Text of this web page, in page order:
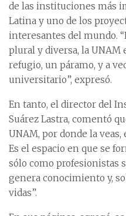
de las instituciones más
Latina y uno de los
interesantes del mundo.
plural y diversa, la UNAM
refugio, un páramo, y a
universitario”, expresó.
En tanto, el director del
Suárez Lastra, comentó
UNAM, por donde la
Es el espacio en que se
sólo como profesionistas
genera conocimiento y,
vidas”.